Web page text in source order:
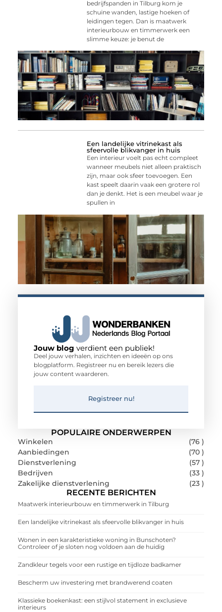
bedrijfspanden in Tilburg kom je
schuine wanden, lastige hoeken of
leidingen tegen. Dan is maatwerk
interieurbouw en timmerwerk een
slimme keuze: je benut de
Een landelijke vitrinekast als
sfeervolle blikvanger in huis
Een interieur voelt pas echt compleet
wanneer meubels niet alleen praktisch
zijn, maar ook sfeer toevoegen. Een
kast speelt daarin vaak een grotere rol
dan je denkt. Het is een meubel waar je
spullen in
POPULAIRE ONDERWERPEN
Winkelen
(76 )
Aanbiedingen
(70 )
Dienstverlening
(57 )
Bedrijven
(33 )
Zakelijke dienstverlening
(23 )
RECENTE BERICHTEN
Maatwerk interieurbouw en timmerwerk in Tilburg
Een landelijke vitrinekast als sfeervolle blikvanger in huis
Wonen in een karakteristieke woning in Bunschoten?
Controleer of je sloten nog voldoen aan de huidig
Zandkleur tegels voor een rustige en tijdloze badkamer
Bescherm uw investering met brandwerend coaten
Klassieke boekenkast: een stijlvol statement in exclusieve
interieurs
Jouw blog verdient een publiek!
Deel jouw verhalen, inzichten en ideeën op ons
blogplatform. Registreer nu en bereik lezers die
jouw content waarderen.
Registreer nu!